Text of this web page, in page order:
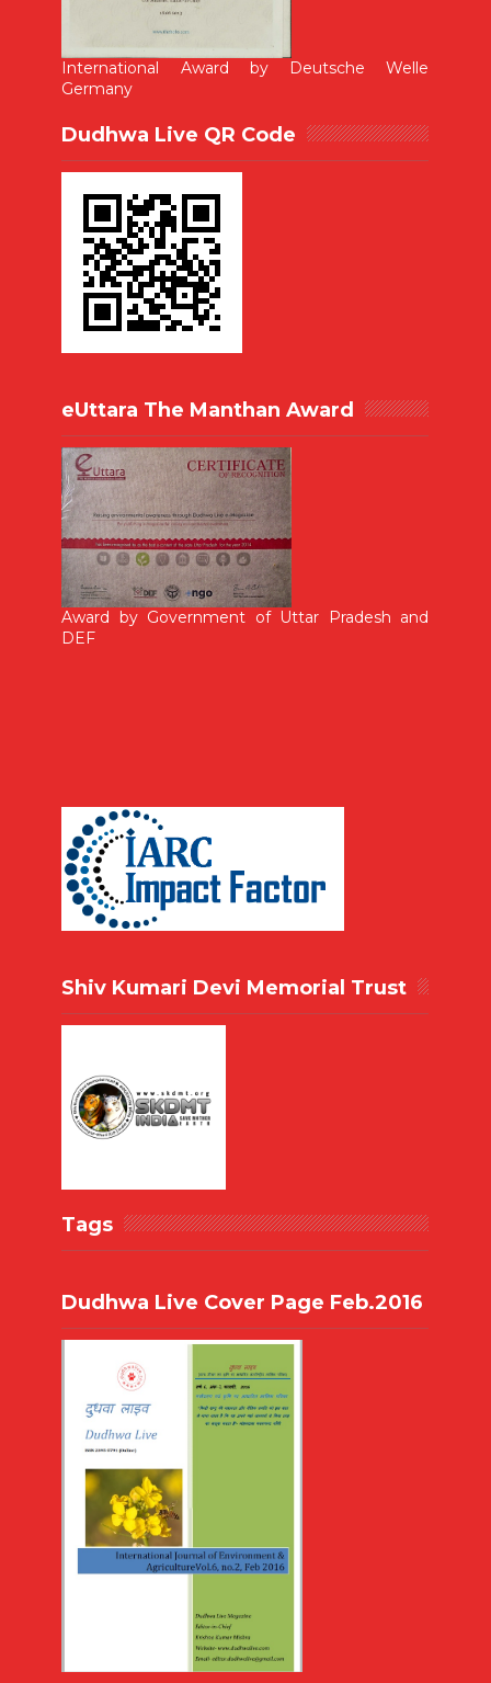
International Award by Deutsche Welle
Germany
Dudhwa Live QR Code
eUttara The Manthan Award
Award by Government of Uttar Pradesh and
DEF
Shiv Kumari Devi Memorial Trust
Tags
Dudhwa Live Cover Page Feb.2016